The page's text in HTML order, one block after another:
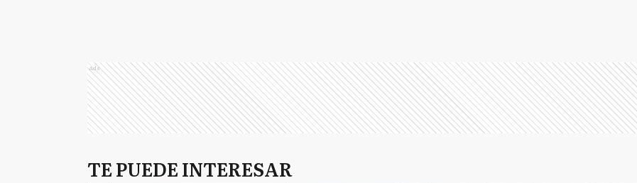
Ads
TE PUEDE INTERESAR